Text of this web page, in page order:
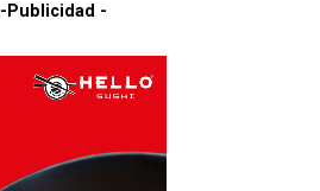
-Publicidad -